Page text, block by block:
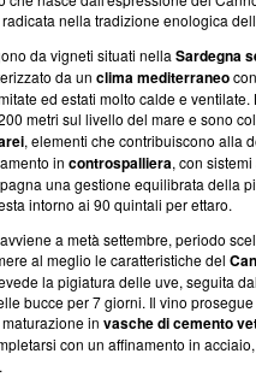
nella tradizione enologica
da vigneti situati nella Sardegna
da un clima mediterraneo
ed estati molto calde e
metri sul livello del mare e sono
, elementi che contribuiscono alla
in controspalliera, con
una gestione equilibrata della
intorno ai 90 quintali per ettaro.
a metà settembre, periodo
al meglio le caratteristiche del
la pigiatura delle uve, seguita
bucce per 7 giorni. Il vino
in vasche di cemento
con un affinamento in